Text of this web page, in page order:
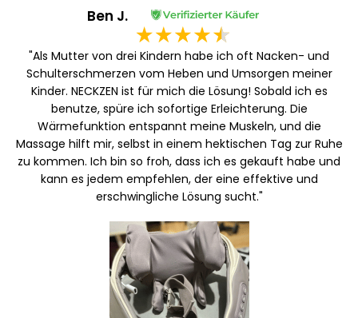
Ben J.
"Als Mutter von drei Kindern habe ich oft Nacken- und
Schulterschmerzen vom Heben und Umsorgen meiner
Kinder. NECKZEN ist für mich die Lösung! Sobald ich es
benutze, spüre ich sofortige Erleichterung. Die
Wärmefunktion entspannt meine Muskeln, und die
Massage hilft mir, selbst in einem hektischen Tag zur Ruhe
zu kommen. Ich bin so froh, dass ich es gekauft habe und
kann es jedem empfehlen, der eine effektive und
erschwingliche Lösung sucht."